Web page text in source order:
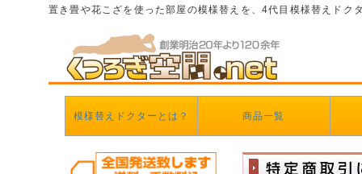
置き畳や花こざを使った部屋の模様替えを、4代目模様替えドク
模様替えドクターとは？ 商品一覧